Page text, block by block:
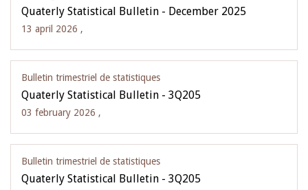
Quaterly Statistical Bulletin - December 2025
13 april 2026 ,
Bulletin trimestriel de statistiques
Quaterly Statistical Bulletin - 3Q205
03 february 2026 ,
Bulletin trimestriel de statistiques
Quaterly Statistical Bulletin - 3Q205